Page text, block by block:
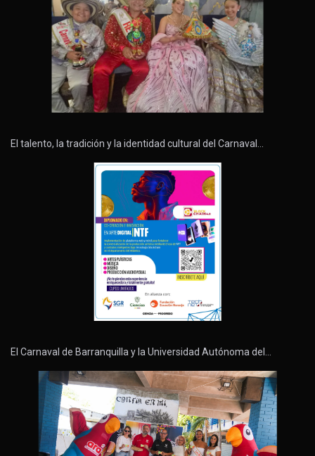
El talento, la tradición y la identidad cultural del Carnaval…
El Carnaval de Barranquilla y la Universidad Autónoma del…